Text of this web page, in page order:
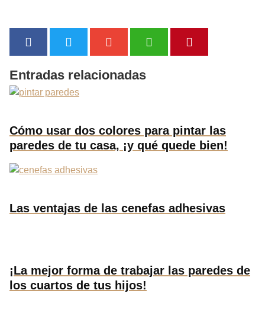
Entradas relacionadas
Cómo usar dos colores para pintar las
paredes de tu casa, ¡y qué quede bien!
Las ventajas de las cenefas adhesivas
¡La mejor forma de trabajar las paredes de
los cuartos de tus hijos!